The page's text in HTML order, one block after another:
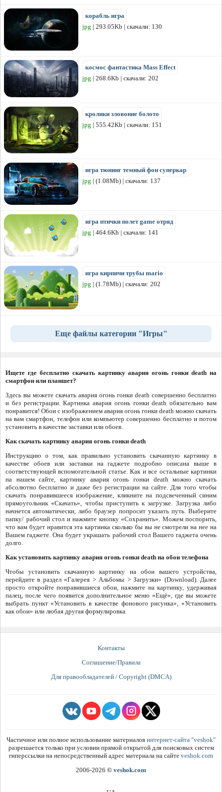
корабль игра
jpg | 293.05Kb | скачали: 130
космос фантастика Mass Effect
jpg | 268.6Kb | скачали: 202
кролики зловоние болото
jpg | 555.42Kb | скачали: 151
игра тюнинг темный фон суперкар
jpg | (1.08Mb) | скачали: 137
игра птички полет game отряд
jpg | 464.6Kb | скачали: 141
игра кирпичи трубы mario
jpg | (1.78Mb) | скачали: 202
Еще файлы категории "Игры"
Ищете где бесплатно скачать картинку авария огонь гонки death на
смартфон или планшет?
Здесь вы можете скачать авария огонь гонки death совершенно бесплатно
и без регистрации. Картинка авария огонь гонки death обязательно вам
понравится! Обои с изображением авария огонь гонки death можно скачать
на вам смартфон, телефон или компьютер совершенно бесплатно и потом
установить в качестве заставки или обоев.
Как скачать картинку авария огонь гонки death
Инструкцию о том, как правильно установить скачанную картинку в
качестве обоев или заставки на гаджете подробно описана выше в
соответствующей вспомогательной статье. Как и все остальные картинки
на нашем сайте, картинку авария огонь гонки death можно скачать
абсолютно бесплатно и даже без регистрации на сайте. Для того чтобы
скачать понравившееся изображение, кликните на подсвеченный синим
прямоугольник «Скачать», чтобы приступить к загрузке. Загрузка либо
начнется автоматически, либо браузер попросит указать путь. Выберите
папку/ рабочий стол и нажмите кнопку «Сохранить». Можем поспорить,
что вам будет нравится эта картинка сколько бы вы не смотрели на нее на
Вашем гаджете. Она будет украшать рабочий стол Вашего гаджета очень
долго.
Как установить картинку авария огонь гонки death на обои телефона
Чтобы установить скачанную картинку на обои вашего устройства,
перейдите в раздел «Галерея > Альбомы > Загрузки» (Download). Далее
просто откройте понравившиеся обои, нажмите на картинку, удерживая
палец, после чего появится дополнительное меню «Ещё», где вы можете
выбрать пункт «Установить в качестве фонового рисунка», «Установить
как обои» или любая другая формулировка.
Контакты
Соглашение/Правила
Для правообладателей / Copyright (DMCA)
Частичное или полное использование материалов интернет-сайта "veshok"
разрешается только при условии прямой открытой для поисковых систем
гиперссылки на непосредственный адрес материала на сайте veshok.com
2006-2026 © veshok.com